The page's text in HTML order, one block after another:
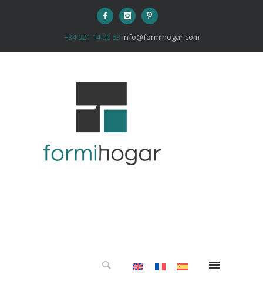
+34 921 14 00 63 info@formihogar.com